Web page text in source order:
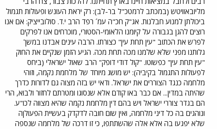
מליובאוויטש (במכתב לרמטכ"ל בר-לב): רק יראת העונש ופעולות תגמול
ביכולתן למנוע חבלנות. אג"ק חכ"ה עמ´ רפד הרב י.ד. סולובייציק: אם אנו
רוצים להגן בגבורה על קיומנו הלאומי-הסטורי, מוכרחים אנו לפרקים
לפרש את הכתוב "עין תחת עין" כצורתו. הרבה עינים אבדנו במשך
גלותנו מפני שלא שלמנו מכה תחת מכה. הגיע הזמן שנקיים את החוק
"עין תחת עין" כפשוטו. "קול דודי דופק" הרב שאול ישראלי (ביחס
לפעולות התגמול בקיביה): יש מושג מיוחד של מלחמת נקמה, וזוהי
מלחמה כנגד הצוררים את ישראל. ודאי יש בזה מצוה גם לדורות כדרך
שהיתה במדין... אם כבר באו קודם אלא שנסוגו ומטרתם לחזור ולבוא, הרי
הם בגדר צוררי ישראל ויש בהם דין מלחמת נקמה שהיא מצווה לכו"ע.
ונוהגים בה כל דיני מלחמה, ואין שום חובה לדקדק בעשיית הפעולןה
שלא יפגעו בה אלא אלה שהשתתפו, כי זו דרכה של מלחמה שנספה